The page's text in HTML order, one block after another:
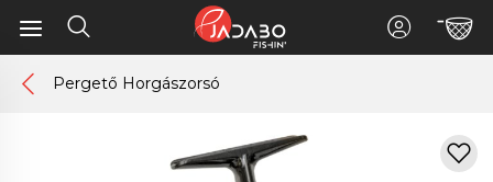
Pergető Horgászorsó